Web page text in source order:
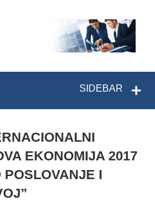
SIDEBAR
EKONOMIJA 2017
POSLOVANJE I